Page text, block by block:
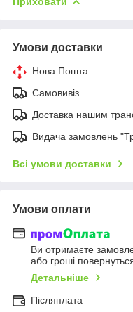
Умови доставки
Нова Пошта
Самовивіз
Доставка нашим
Видача замовлень
Всі умови доставки
Умови оплати
Ви отримаєте
або гроші
Детальніше
Післяплата